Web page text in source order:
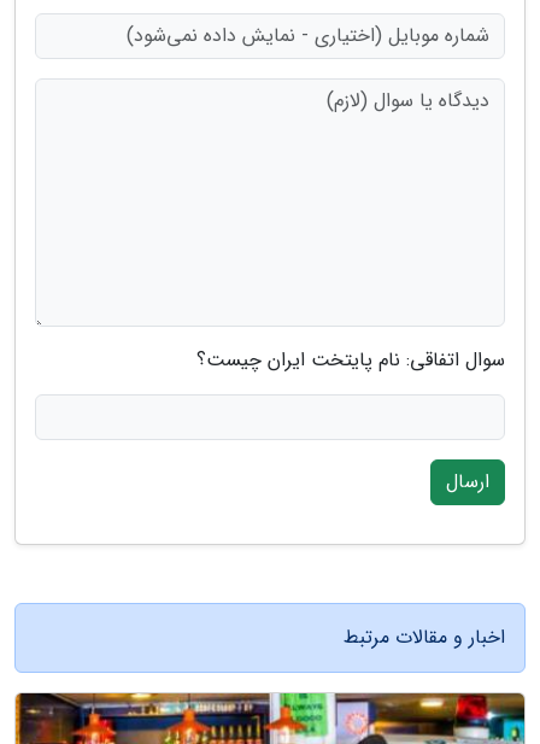
سوال اتفاقی: نام پایتخت ایران چیست؟
ارسال
اخبار و مقالات مرتبط